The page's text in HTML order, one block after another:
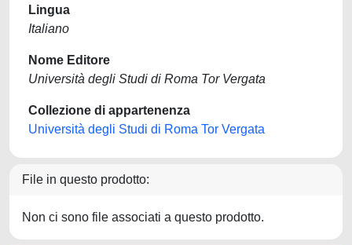
Lingua
Italiano
Nome Editore
Università degli Studi di Roma Tor Vergata
Collezione di appartenenza
Università degli Studi di Roma Tor Vergata
File in questo prodotto:
Non ci sono file associati a questo prodotto.